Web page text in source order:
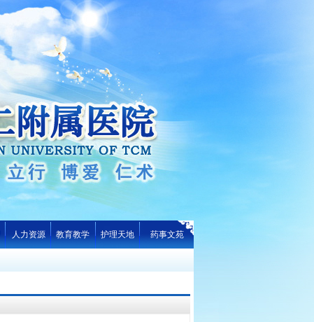
人力资源 教育教学 护理天地 药事文苑